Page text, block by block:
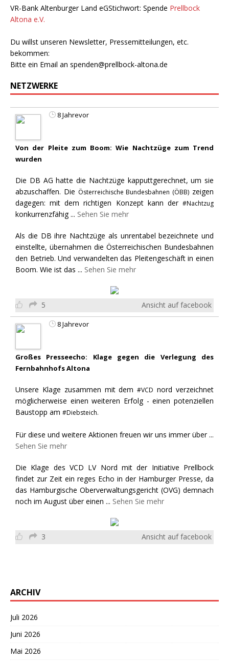
VR-Bank Altenburger Land eGStichwort: Spende Prellbock
Altona e.V.
Du willst unseren Newsletter, Pressemitteilungen, etc.
bekommen:
Bitte ein Email an spenden@prellbock-altona.de
NETZWERKE
8 Jahrevor
Von der Pleite zum Boom: Wie Nachtzüge zum Trend
wurden
Die DB AG hatte die Nachtzüge kapputtgerechnet, um sie
abzuschaffen. Die Österreichische Bundesbahnen (ÖBB) zeigen
dagegen: mit dem richtigen Konzept kann der #Nachtzug
konkurrenzfähig ... Sehen Sie mehr
Als die DB ihre Nachtzüge als unrentabel bezeichnete und
einstellte, übernahmen die Österreichischen Bundesbahnen
den Betrieb. Und verwandelten das Pleitengeschäft in einen
Boom. Wie ist das ... Sehen Sie mehr
5 Ansicht auf facebook
8 Jahrevor
Großes Presseecho: Klage gegen die Verlegung des
Fernbahnhofs Altona
Unsere Klage zusammen mit dem#VCD nord verzeichnet
möglicherweise einen weiteren Erfolg - einen potenziellen
Baustopp am #Diebsteich.
Für diese und weitere Aktionen freuen wir uns immer über ...
Sehen Sie mehr
Die Klage des VCD LV Nord mit der Initiative Prellbock
findet zur Zeit ein reges Echo in der Hamburger Presse, da
das Hamburgische Oberverwaltungsgericht (OVG) demnach
noch im August über einen ... Sehen Sie mehr
3 Ansicht auf facebook
ARCHIV
Juli 2026
Juni 2026
Mai 2026